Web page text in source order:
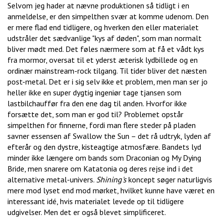
Selvom jeg hader at nævne produktionen så tidligt i en
anmeldelse, er den simpelthen svær at komme udenom. Den
er mere flad end tidligere, og hverken den eller materialet
udstråler det sædvanlige "kys af døden", som man normalt
bliver mødt med. Det føles nærmere som at få et vådt kys
fra mormor, oversat til et yderst æterisk lydbillede og en
ordinær mainstream-rock tilgang. Til tider bliver det næsten
post-metal. Det er i sig selv ikke et problem, men man ser jo
heller ikke en super dygtig ingeniør tage tjansen som
lastbilchauffør fra den ene dag til anden. Hvorfor ikke
forsætte det, som man er god til? Problemet opstår
simpelthen for finnerne, fordi man flere steder på pladen
savner essensen af Swallow the Sun – det rå udtryk, lyden af
efterår og den dystre, kisteagtige atmosfære. Bandets lyd
minder ikke længere om bands som Draconian og My Dying
Bride, men snarere om Katatonia og deres rejse ind i det
alternative metal-univers. Shining'skoncept søger naturligvis
mere mod lyset end mod mørket, hvilket kunne have været en
interessant idé, hvis materialet levede op til tidligere
udgivelser. Men det er også blevet simplificeret.